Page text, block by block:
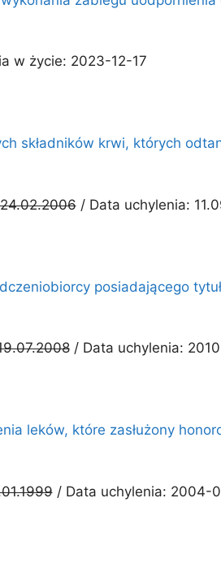
w życie: 2023-12-17
składników krwi, których
/ Data uchylenia:
posiadającego tytuł
/ Data uchylenia:
leków, które zasłużony
/ Data uchylenia: 2004-